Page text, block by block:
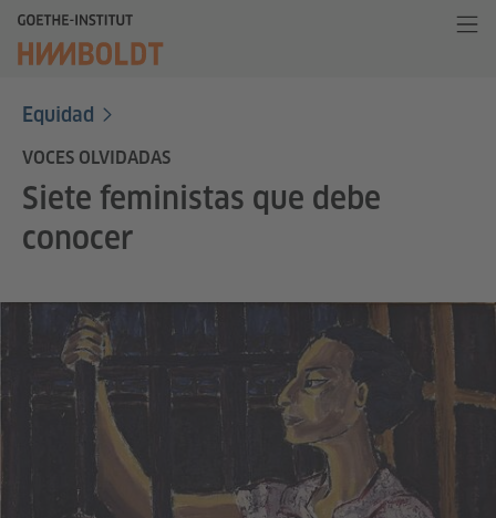
Equidad
VOCES OLVIDADAS
Siete feministas que debe
conocer